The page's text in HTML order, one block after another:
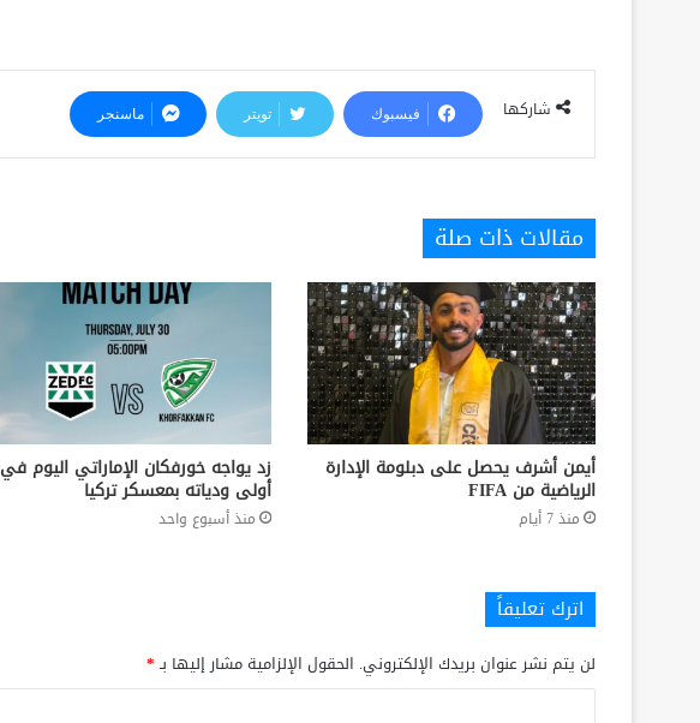
شاركها فيسبوك تويتر ماسنجر
مقالات ذات صلة
أيمن أشرف يحصل على دبلومة الإدارة
الرياضية من FIFA
منذ 7 أيام
زد يواجه خورفكان الإماراتي اليوم في
أولى ودياته بمعسكر تركيا
منذ أسبوع واحد
اترك تعليقاً
لن يتم نشر عنوان بريدك الإلكتروني. الحقول الإلزامية مشار إليها بـ*